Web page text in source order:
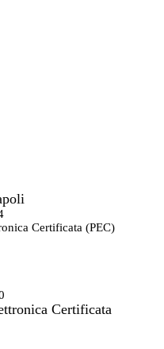
Certificata (PEC)
Certificata